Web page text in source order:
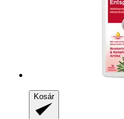
Kosár